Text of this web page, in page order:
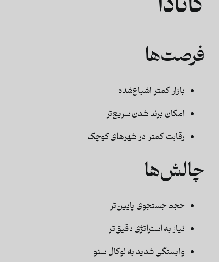
فرصت‌ها
بازار کمتر اشباع‌شده
امکان برند شدن سریع‌تر
رقابت کمتر در شهرهای کوچک
چالش‌ها
حجم جستجوی پایین‌تر
نیاز به استراتژی دقیق‌تر
وابستگی شدید به لوکال سئو